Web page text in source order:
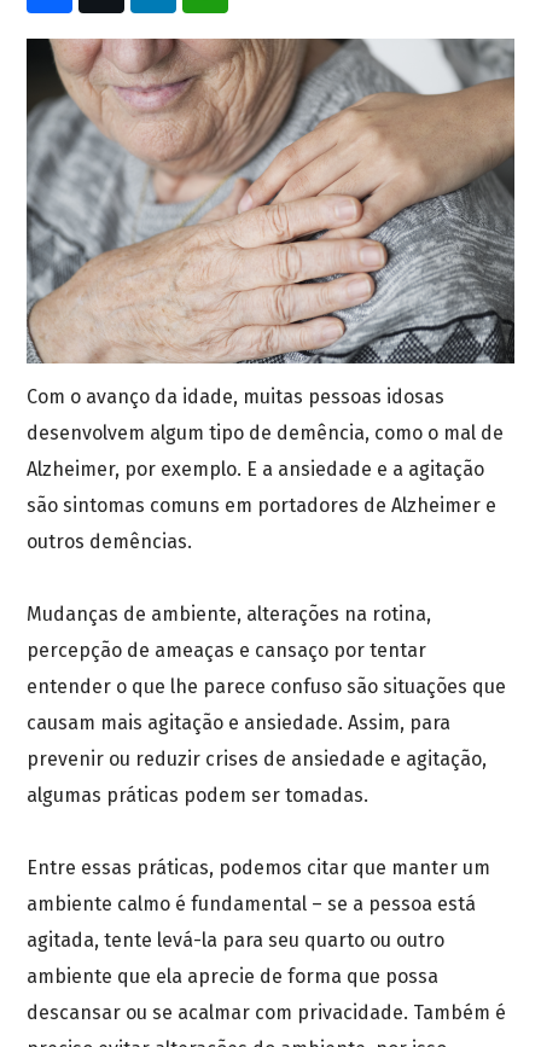
Com o avanço da idade, muitas pessoas idosas
desenvolvem algum tipo de demência, como o mal de
Alzheimer, por exemplo. E a ansiedade e a agitação
são sintomas comuns em portadores de Alzheimer e
outros demências.
Mudanças de ambiente, alterações na rotina,
percepção de ameaças e cansaço por tentar
entender o que lhe parece confuso são situações que
causam mais agitação e ansiedade. Assim, para
prevenir ou reduzir crises de ansiedade e agitação,
algumas práticas podem ser tomadas.
Entre essas práticas, podemos citar que manter um
ambiente calmo é fundamental – se a pessoa está
agitada, tente levá-la para seu quarto ou outro
ambiente que ela aprecie de forma que possa
descansar ou se acalmar com privacidade. Também é